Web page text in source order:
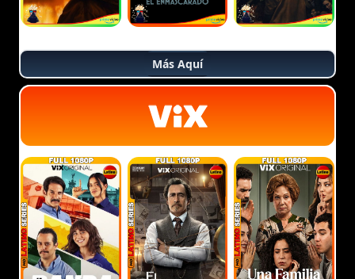
Más Aquí